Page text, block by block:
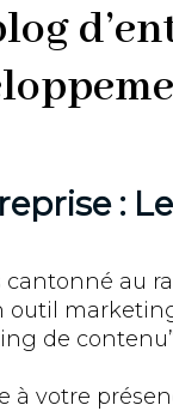
:
au
outil
de
à votre